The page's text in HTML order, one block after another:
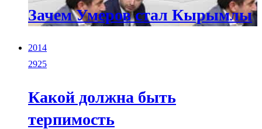
Зачем Умеров стал Кырымлы
2014
2925
Какой должна быть
терпимость